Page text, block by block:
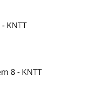
KNTT
8 - KNTT